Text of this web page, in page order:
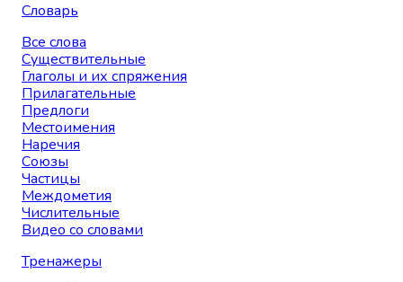
Словарь
Все слова
Существительные
Глаголы и их спряжения
Прилагательные
Предлоги
Местоимения
Наречия
Союзы
Частицы
Междометия
Числительные
Видео со словами
Тренажеры